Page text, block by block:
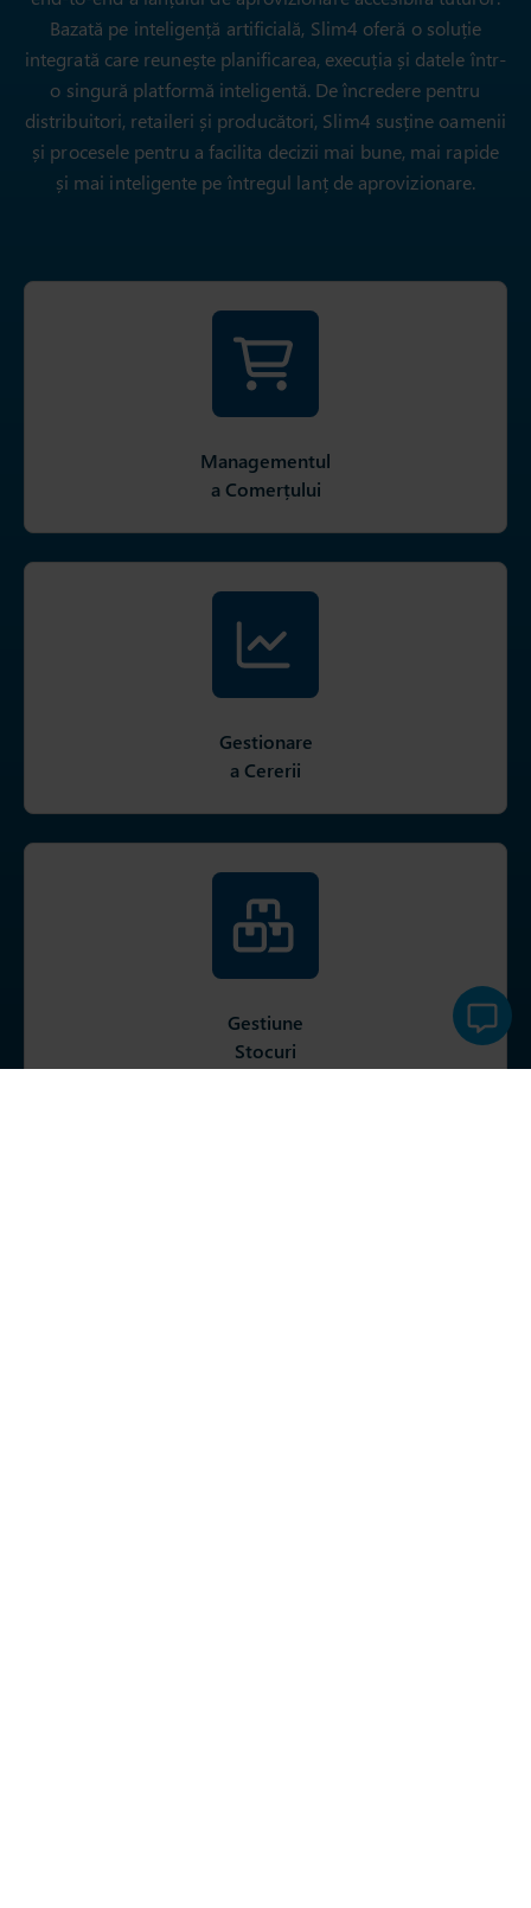
Bazată pe inteligență artificială, Slim4 oferă o soluție
integrată care reunește planificarea, execuția și datele într-
o singură platformă inteligentă. De încredere pentru
distribuitori, retaileri și producători, Slim4 susține oamenii
și procesele pentru a facilita decizii mai bune, mai rapide
și mai inteligente pe întregul lanț de aprovizionare.
Managementul
a Comerțului
Gestionare
a Cererii
Gestiune
Stocuri